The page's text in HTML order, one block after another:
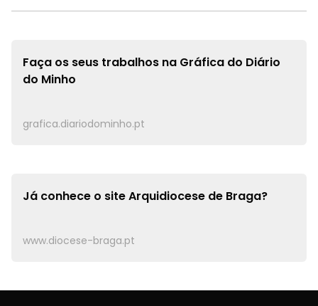
Faça os seus trabalhos na Gráfica do Diário
do Minho
grafica.diariodominho.pt
Já conhece o siteArquidiocese de Braga?
www.diocese-braga.pt